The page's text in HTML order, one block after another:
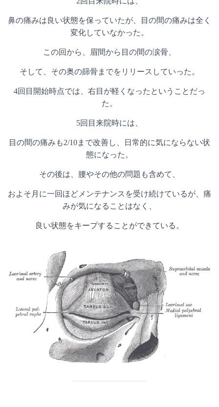
鼻の痛みは良い状態を保っていたが、目の間の痛みは全く
変化していなかった。
この回から、眉間から目の間の涙骨、
そして、その奥の篩骨までをリリースしていった。
4回目開始時点では、右目が軽くなったということだっ
た。
5回目来院時には、
目の間の痛みも2/10まで改善し、日常的に気にならない状
態になった。
その後は、腰やその他の問題も含めて、
およそ月に一回ほどメンテナンスを受け続けているが、痛
みが気になることはなく、
良い状態をキープすることができている。